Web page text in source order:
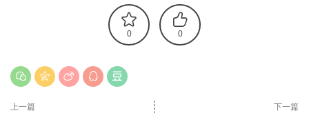
0 0
上一篇 下一篇